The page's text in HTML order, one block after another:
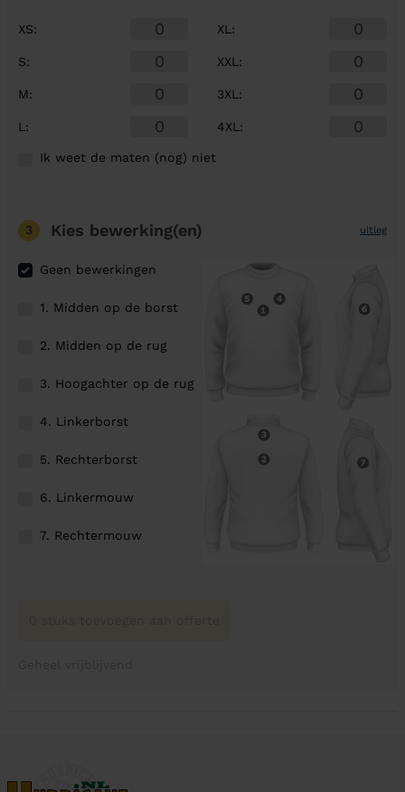
XS:
S:
M:
L :
XL :
XXL :
3XL :
4XL :
Ik weet de maten (nog) niet
3 Kies bewerking(en) uitleg
Geen bewerkingen
1. Midden op de borst
2. Midden op de rug
3. Hoogachter op de rug
4. Linkerborst
5. Rechterborst
6. Linkermouw
7. Rechtermouw